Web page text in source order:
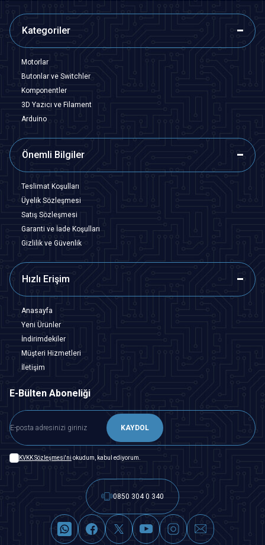
Kategoriler
Motorlar
Butonlar ve Switchler
Komponentler
3D Yazıcı ve Filament
Arduino
Önemli Bilgiler
Teslimat Koşulları
Üyelik Sözleşmesi
Satış Sözleşmesi
Garanti ve İade Koşulları
Gizlilik ve Güvenlik
Hızlı Erişim
Anasayfa
Yeni Ürünler
İndirimdekiler
Müşteri Hizmetleri
İletişim
E-Bülten Aboneliği
KAYDOL
KVKK Sözleşmesi'ni okudum, kabul ediyorum.
0850 304 0 340